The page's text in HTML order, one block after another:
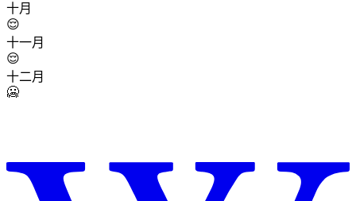
十月
😌
十一月
😌
十二月
🥶